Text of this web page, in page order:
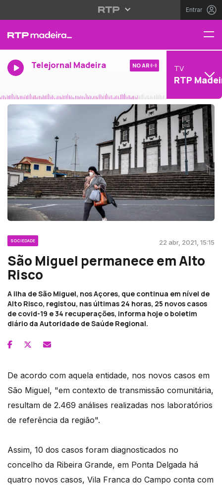
Entrar
Telejornal Madeira NO AR TV
RTP
SOCIEDADE 22 abr, 2021, 15:15
São Miguel permanece em Alto
Risco
A ilha de São Miguel, nos Açores, que continua em nível de
Alto Risco, registou, nas últimas 24 horas, 25 novos casos
de covid-19 e 34 recuperações, informa hoje o boletim
diário da Autoridade de Saúde Regional.
De acordo com aquela entidade, nos novos casos em
São Miguel, "em contexto de transmissão comunitária,
resultam de 2.469 análises realizadas nos laboratórios
de referência da região".
Assim, 10 dos casos foram diagnosticados no
concelho da Ribeira Grande, em Ponta Delgada há
quatro novos casos, Vila Franca do Campo conta com